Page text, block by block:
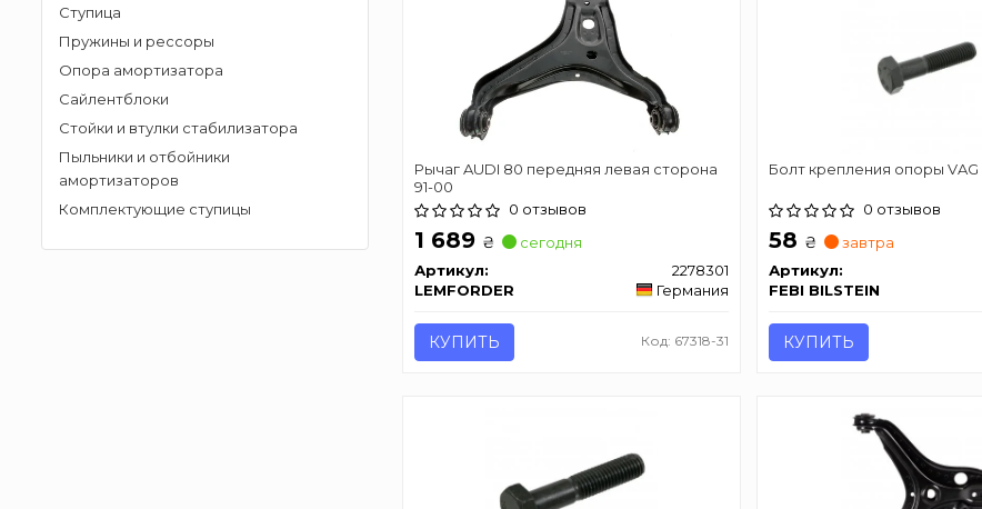
Ступица
Пружины и рессоры
Опора амортизатора
Сайлентблоки
Стойки и втулки стабилизатора
Пыльники и отбойники
амортизаторов
Комплектующие ступицы
Рычаг AUDI 80 передняя левая сторона
91-00
0 отзывов
1 689 ₴
сегодня
Артикул:
2278301
LEMFORDER
Германия
КУПИТЬ Код: 67318-31
Болт крепления опоры VAG
0 отзывов
58 ₴
завтра
Артикул:
FEBI BILSTEIN
КУПИТЬ